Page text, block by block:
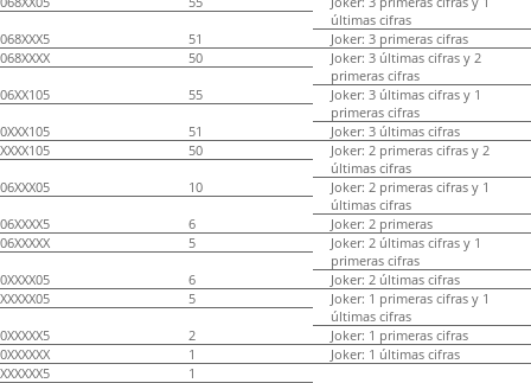
últimas cifras
068XXX5
51
Joker: 3 primeras cifras
068XXXX
50
Joker: 3 últimas cifras y 2
primeras cifras
06XX105
55
Joker: 3 últimas cifras y 1
primeras cifras
0XXX105
51
Joker: 3 últimas cifras
XXXX105
50
Joker: 2 primeras cifras y 2
últimas cifras
06XXX05
10
Joker: 2 primeras cifras y 1
últimas cifras
06XXXX5
6
Joker: 2 primeras
06XXXXX
5
Joker: 2 últimas cifras y 1
primeras cifras
0XXXX05
6
Joker: 2 últimas cifras
XXXXX05
5
Joker: 1 primeras cifras y 1
últimas cifras
0XXXXX5
2
Joker: 1 primeras cifras
0XXXXXX
1
Joker: 1 últimas cifras
XXXXXX5
1